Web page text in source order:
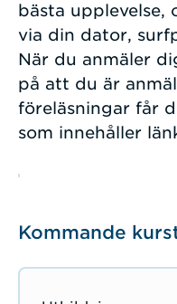
bästa upplevelse,
via din dator,
När du anmäler
på att du är
föreläsningar får
som innehåller
Kommande